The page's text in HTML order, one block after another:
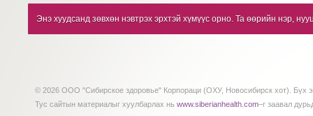
Энэ хуудсанд зөвхөн нэвтрэх эрхтэй хүмүүс орно. Та өөрийн нэр,
© 2026 ООО "Сибирское здоровье" Корпораци (ОХУ, Новосибирск хот). Бүх
Тус сайтын материалыг хуулбарлах нь www.siberianhealth.com–г заавал